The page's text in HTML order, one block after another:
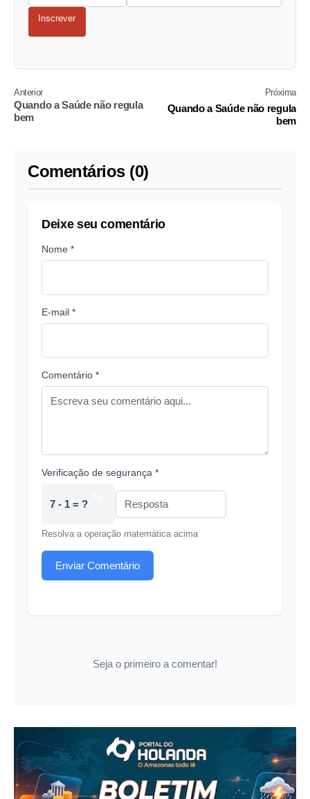
Inscrever
Anterior
Quando a Saúde não regula
bem
Próxima
Quando a Saúde não regula
bem
Comentários (0)
Deixe seu comentário
Nome *
E-mail *
Comentário *
Verificação de segurança *
7 - 1 = ?
Resolva a operação matemática acima
Enviar Comentário
Seja o primeiro a comentar!